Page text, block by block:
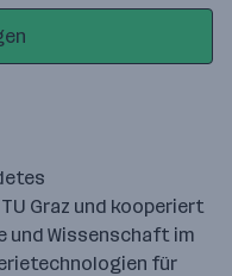
Graz und kooperiert
und Wissenschaft im
für